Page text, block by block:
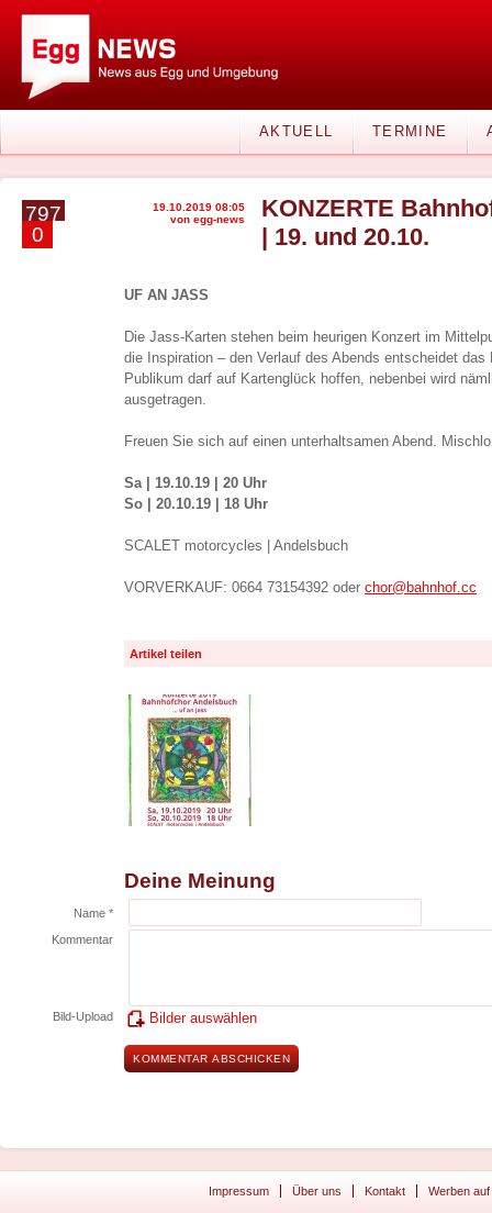
AKTUELL TERMINE
797
0
19.10.2019 08:05
von egg-news
KONZERTE
| 19. und 20.10.
UF AN JASS
Die Jass-Karten stehen beim heurigen Konzert im
die Inspiration – den Verlauf des Abends entscheidet
Publikum darf auf Kartenglück hoffen, nebenbei wird
ausgetragen.
Freuen Sie sich auf einen unterhaltsamen Abend.
Sa | 19.10.19 | 20 Uhr
So | 20.10.19 | 18 Uhr
SCALET motorcycles | Andelsbuch
VORVERKAUF: 0664 73154392 oder chor@bahnhof.cc
Artikel teilen
Deine Meinung
Name *
Kommentar
Bild-Upload Bilder auswählen
Impressum Über uns Kontakt Werben